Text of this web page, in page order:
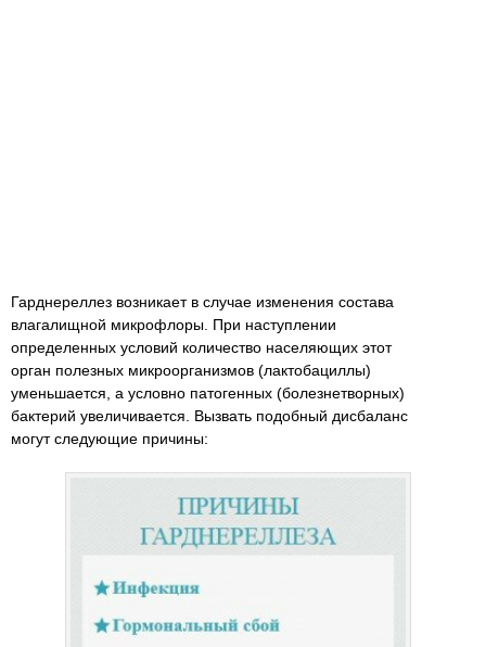
Гарднереллез возникает в случае изменения состава
влагалищной микрофлоры. При наступлении
определенных условий количество населяющих этот
орган полезных микроорганизмов (лактобациллы)
уменьшается, а условно патогенных (болезнетворных)
бактерий увеличивается. Вызвать подобный дисбаланс
могут следующие причины: